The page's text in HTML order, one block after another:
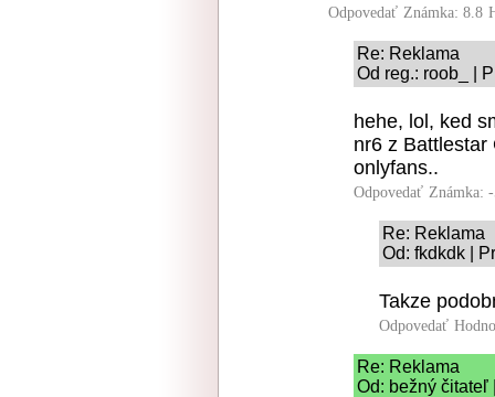
Odpovedať Známka: 8.8
Re: Reklama
Od reg.: roob_ |
hehe, lol, ked
nr6 z Battlestar
onlyfans..
Odpovedať Známka:
Re: Reklama
Od: fkdkdk |
Takze
Odpovedať
Re: Reklama
Od: bežný čitateľ